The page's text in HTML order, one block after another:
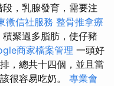
，乳腺發育，需要注
徵信社服務 整骨推拿療
聚過多脂肪，使仔豬
商家檔案管理 一頭好
，總共十四個，並且當
很容易吃奶。 專業會